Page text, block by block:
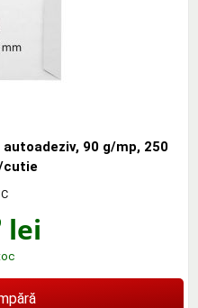
90 g/mp, 250
cutie
lei